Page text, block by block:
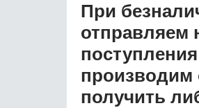
При
отправляем
производим
получить